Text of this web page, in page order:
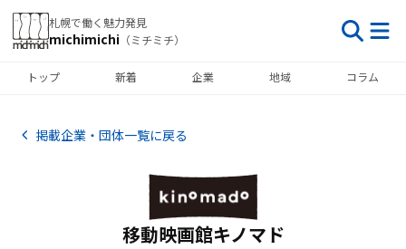
札幌で働く魅力発見
michimichi （ミチミチ）
トップ 新着 企業 地域 コラム
掲載企業・団体一覧に戻る
移動映画館キノマド